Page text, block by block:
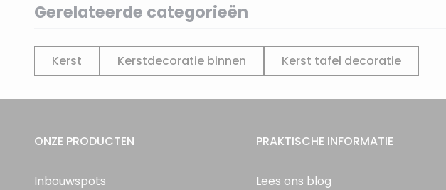
Gerelateerde categorieën
Kerst Kerstdecoratie binnen Kerst tafel decoratie
ONZE PRODUCTEN
Inbouwspots
PRAKTISCHE INFORMATIE
Lees ons blog